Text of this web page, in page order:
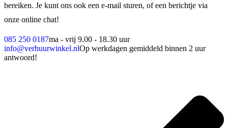
bereiken. Je kunt ons ook een e-mail sturen, of een berichtje via
onze online chat!
085 250 0187ma - vrij 9.00 - 18.30 uur
info@verhuurwinkel.nlOp werkdagen gemiddeld binnen 2 uur
antwoord!